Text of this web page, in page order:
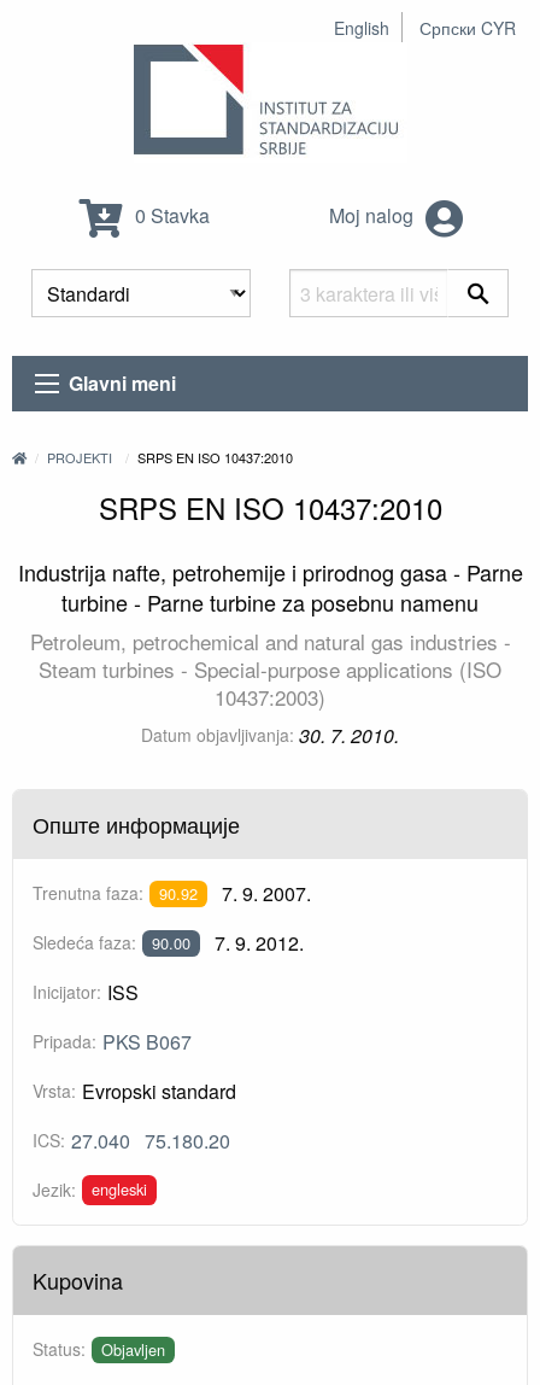
English Српски CYR
0 Stavka Moj nalog
Glavni meni
PROJEKTI SRPS EN ISO 10437:2010
SRPS EN ISO 10437:2010
Industrija nafte, petrohemije i prirodnog gasa - Parne
turbine - Parne turbine za posebnu namenu
Petroleum, petrochemical and natural gas industries -
Steam turbines - Special-purpose applications (ISO
10437:2003)
Datum objavljivanja: 30. 7. 2010.
Опште информације
Trenutna faza: 90.92 7. 9. 2007.
Sledeća faza: 90.00 7. 9. 2012.
Inicijator: ISS
Pripada: PKS B067
Vrsta: Evropski standard
ICS: 27.040 75.180.20
Jezik: engleski
Kupovina
Status: Objavljen